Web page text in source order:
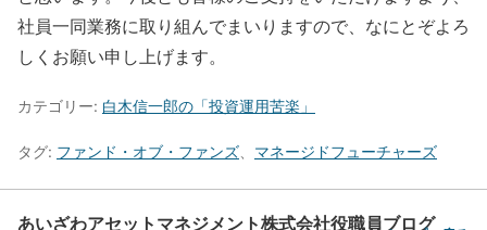
社員一同業務に取り組んでまいりますので、なにとぞよろ
しくお願い申し上げます。
カテゴリー: 白木信一郎の「投資運用苦楽」
タグ: ファンド・オブ・ファンズ マネージドフューチャーズ
あいざわアセットマネジメント株式会社役職員ブログ